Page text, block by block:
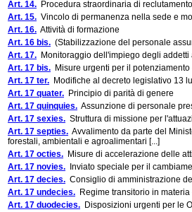
Art. 14. Procedura straordinaria di reclutamento
Art. 15. Vincolo di permanenza nella sede e
Art. 16. Attività di formazione
Art. 16 bis. (Stabilizzazione del personale
Art. 17. Monitoraggio dell'impiego degli
Art. 17 bis. Misure urgenti per il
Art. 17 ter. Modifiche al decreto legislativo 13
Art. 17 quater. Principio di parità di genere
Art. 17 quinquies. Assunzione di personale
Art. 17 sexies. Struttura di missione per
Art. 17 septies. Avvalimento da parte del
forestali, ambientali e agroalimentari [...]
Art. 17 octies. Misure di accelerazione delle
Art. 17 novies. Inviato speciale per il
Art. 17 decies. Consiglio di amministrazione
Art. 17 undecies. Regime transitorio in materia
Art. 17 duodecies. Disposizioni urgenti per le